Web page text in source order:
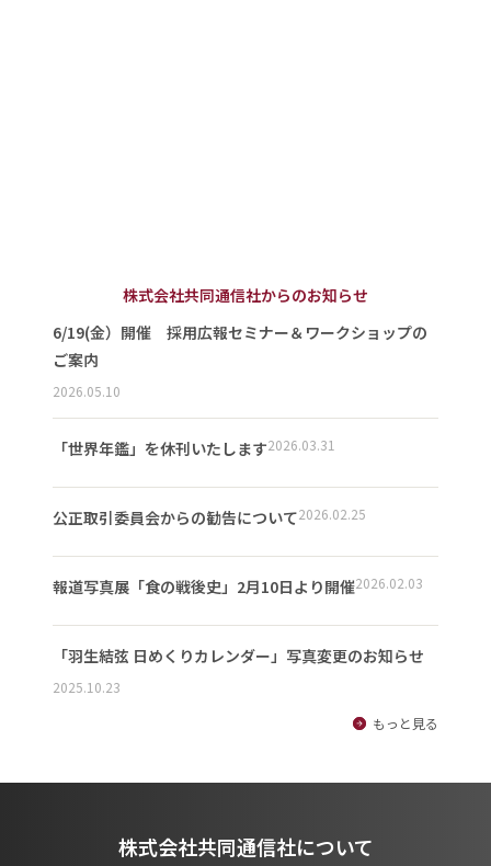
株式会社共同通信社からのお知らせ
6/19(金）開催 採用広報セミナー＆ワークショップの
ご案内
2026.05.10
「世界年鑑」を休刊いたします2026.03.31
公正取引委員会からの勧告について2026.02.25
報道写真展「食の戦後史」2月10日より開催2026.02.03
「羽生結弦 日めくりカレンダー」写真変更のお知らせ
2025.10.23
もっと見る
株式会社共同通信社について